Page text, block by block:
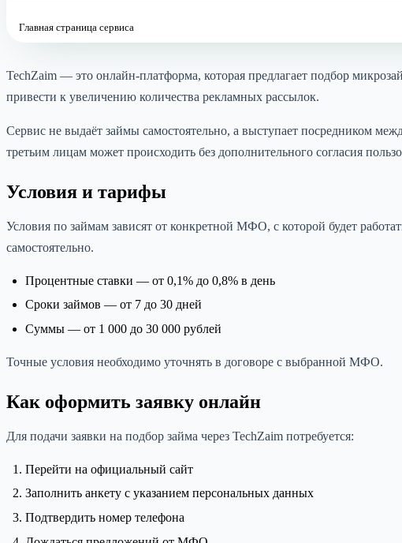
Главная страница сервиса
TechZaim — это онлайн-платформа, которая предлагает подбор
привести к увеличению количества рекламных рассылок.
Сервис не выдаёт займы самостоятельно, а выступает посредником
третьим лицам может происходить без дополнительного согласия
Условия и тарифы
Условия по займам зависят от конкретной МФО, с которой будет
самостоятельно.
Процентные ставки — от 0,1% до 0,8% в день
Сроки займов — от 7 до 30 дней
Суммы — от 1 000 до 30 000 рублей
Точные условия необходимо уточнять в договоре с выбранной МФО.
Как оформить заявку онлайн
Для подачи заявки на подбор займа через TechZaim потребуется:
Перейти на официальный сайт
Заполнить анкету с указанием персональных данных
Подтвердить номер телефона